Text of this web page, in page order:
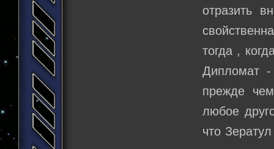
отразить
тогда ,
Дипломат -
прежде
любое
что